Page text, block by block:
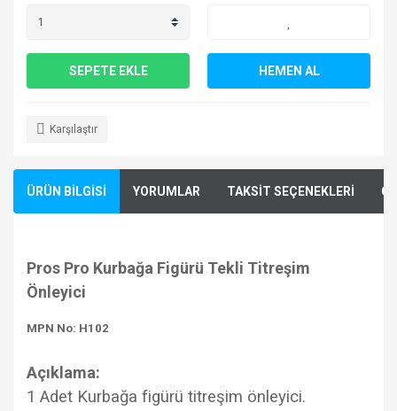
SEPETE EKLE HEMEN AL
Karşılaştır
ÜRÜN BİLGİSİ YORUMLAR TAKSİT SEÇENEKLERİ
Pros Pro Kurbağa Figürü Tekli Titreşim
Önleyici
MPN No: H102
Açıklama:
1 Adet Kurbağa figürü titreşim önleyici.